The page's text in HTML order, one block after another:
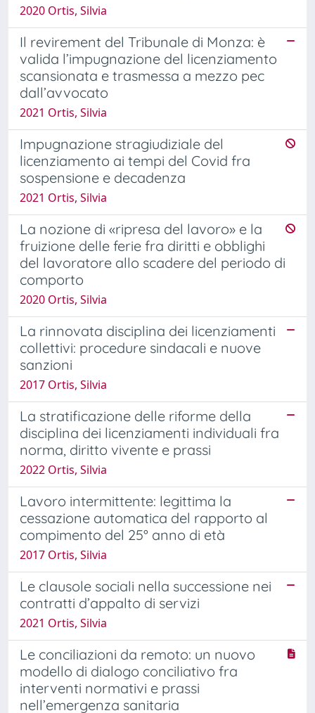
2020 Ortis, Silvia
Il revirement del Tribunale di Monza: è
valida l’impugnazione del licenziamento
scansionata e trasmessa a mezzo pec
dall’avvocato
2021 Ortis, Silvia
Impugnazione stragiudiziale del
licenziamento ai tempi del Covid fra
sospensione e decadenza
2021 Ortis, Silvia
La nozione di «ripresa del lavoro» e la
fruizione delle ferie fra diritti e obblighi
del lavoratore allo scadere del periodo di
comporto
2020 Ortis, Silvia
La rinnovata disciplina dei licenziamenti
collettivi: procedure sindacali e nuove
sanzioni
2017 Ortis, Silvia
La stratificazione delle riforme della
disciplina dei licenziamenti individuali fra
norma, diritto vivente e prassi
2022 Ortis, Silvia
Lavoro intermittente: legittima la
cessazione automatica del rapporto al
compimento del 25° anno di età
2017 Ortis, Silvia
Le clausole sociali nella successione nei
contratti d’appalto di servizi
2021 Ortis, Silvia
Le conciliazioni da remoto: un nuovo
modello di dialogo conciliativo fra
interventi normativi e prassi
nell’emergenza sanitaria